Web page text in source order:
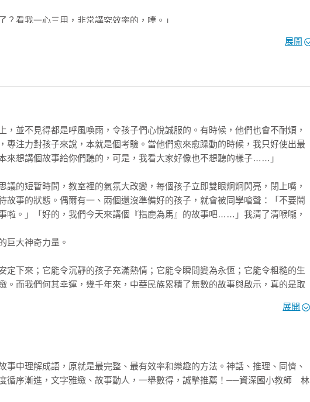
作了【唐詩學堂】。
？看我一心三用，非常講究效率的，噗。」
天，咱們就要準備返回大唐，今晚應該好好收個心，各自回房讀一讀經書，整理
這些年來經歷了這麼多的辛苦，現在好不容易取經成功，不必再那麼累了吧？我
認識的朋友，準備今晚再去夜遊呢！可沒時間讀什麼經書。」
應該回去照顧一下悟淨吧？他剛剛才退燒，狀況仍不穩定，我們應該輪流回去看
腸胃炎，從昨天開始就一直躺在床上，很虛弱。
嘴，沒好氣的說：
才變成這樣。自己就該承受這一切。」
想要生病啊？悟空，大家都是共患難的夥伴，要體貼一些。悟淨生了病，此時更
師父轉過頭對我說：「八戒，你也這麼想吧？」
你叫我去買藥，你怎麼不去？還有，憑什麼是我去照顧沙悟淨，為什麼不是
識的朋友，還要去喝酒嘛……噗。」
怎麼修理你！」
展開
，並不見得都是呼風喚雨，令孩子們心悅誠服的。有時候，他們也會不耐煩，
專注力對孩子來說，本就是個考驗。當他們愈來愈躁動的時候，我只好使出最
來想講個故事給你們聽的，可是，我看大家好像也不想聽的樣子……」
議的短暫時間，教室裡的氣氛大改變，每個孩子立即雙眼炯炯閃亮，閉上嘴，
故事的狀態。偶爾有一、兩個還沒準備好的孩子，就會被同學嗆聲：「不要鬧
啦。」「好的，我們今天來講個『指鹿為馬』的故事吧……」我清了清喉嚨，
巨大神奇力量。
定下來；它能令沉靜的孩子充滿熱情；它能令瞬間變為永恆；它能令粗糙的生
。而我們何其幸運，幾千年來，中華民族累積了無數的故事與啟示，真的是取
小學堂】之後，我開始思索，該用什麼方式把這些好故事傳承給我們的孩子。
多回響。讓孩子迷戀的奇幻人物，不只是哈利波特和神隱少女而已，他們也愛
唐小山和唐大海。
展開
事中理解成語，原就是最完整、最有效率和樂趣的方法。神話、推理、同儕、
循序漸進，文字雅緻、故事動人，一舉數得，誠摯推薦！──資深國小教師　林